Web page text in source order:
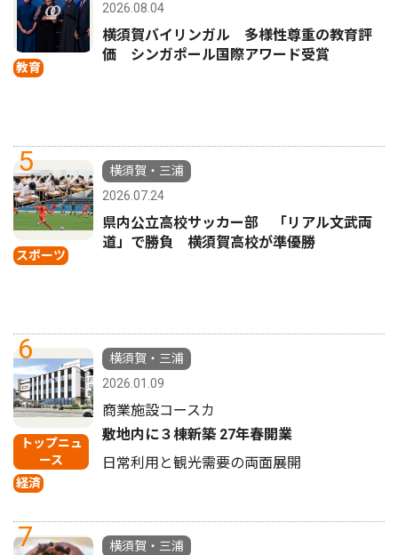
教育
2026.08.04
横須賀バイリンガル 多様性尊重の教育評
価 シンガポール国際アワード受賞
5
スポーツ
横須賀・三浦
2026.07.24
県内公立高校サッカー部 「リアル文武両
道」で勝負 横須賀高校が準優勝
6
トップニュ
ース
経済
横須賀・三浦
2026.01.09
商業施設コースカ
敷地内に３棟新築 27年春開業
日常利用と観光需要の両面展開
7
横須賀・三浦